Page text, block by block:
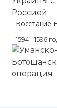
Восстание
1594 - 1596